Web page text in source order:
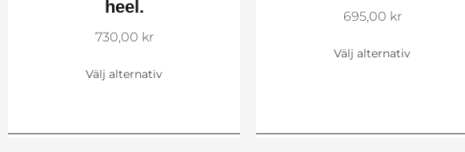
heel.
730,00 kr
Välj alternativ
695,00 kr
Välj alternativ